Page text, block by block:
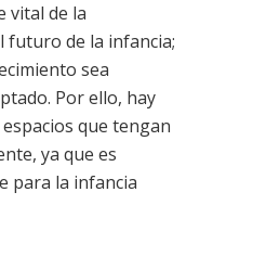
vital de la
futuro de la infancia;
sea
Por ello, hay
que tengan
ya que es
para la infancia